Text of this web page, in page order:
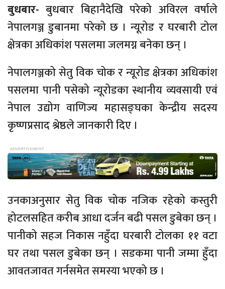
बुधबार- बुधबार बिहानैदेखि परेको अविरल वर्षाले
नेपालगञ्ज डुबानमा परेको छ । न्यूरोड र घरबारी टोल
क्षेत्रका अधिकांश पसलमा जलमग्न बनेका छन् ।
नेपालगञ्जको सेतु विक चोक र न्यूरोड क्षेत्रका अधिकांश
पसलमा पानी पसेको न्यूरोडका स्थानीय व्यवसायी एवं
नेपाल उद्योग वाणिज्य महासङ्घका केन्द्रीय सदस्य
कृष्णप्रसाद श्रेष्ठले जानकारी दिए ।
उनकाअनुसार सेतु विक चोक नजिक रहेको कस्तुरी
होटलसहित करीब आधा दर्जन बढी पसल डुबेका छन् ।
पानीको सहज निकास नहुँदा घरबारी टोलका ११ वटा
घर तथा पसल डुबेका छन् । सडकमा पानी जम्मा हुँदा
आवतजावत गर्नसमेत समस्या भएको छ ।